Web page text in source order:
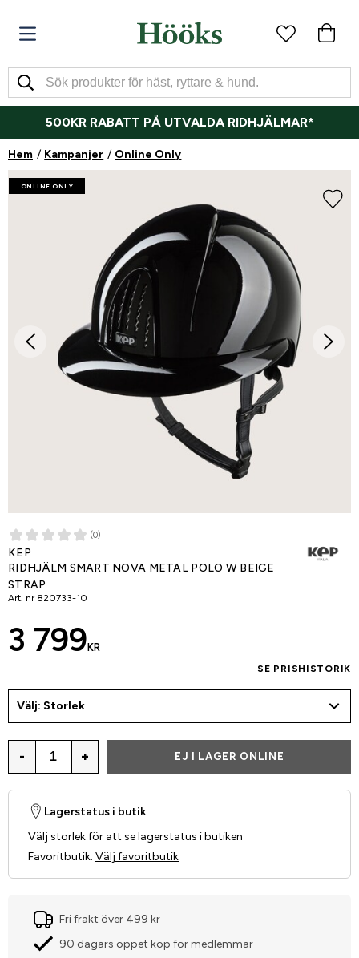
500KR RABATT PÅ UTVALDA RIDHJÄLMAR*
Hem Kampanjer Online Only
ONLINE ONLY
(0)
KEP
RIDHJÄLM SMART NOVA METAL POLO W BEIGE
STRAP
Art. nr 820733-10
3 799 KR
SE PRISHISTORIK
Välj: Storlek
- + EJ I LAGER ONLINE
Lagerstatus i butik
Välj storlek för att se lagerstatus i butiken
Favoritbutik: Välj favoritbutik
Fri frakt över 499 kr
90 dagars öppet köp för medlemmar